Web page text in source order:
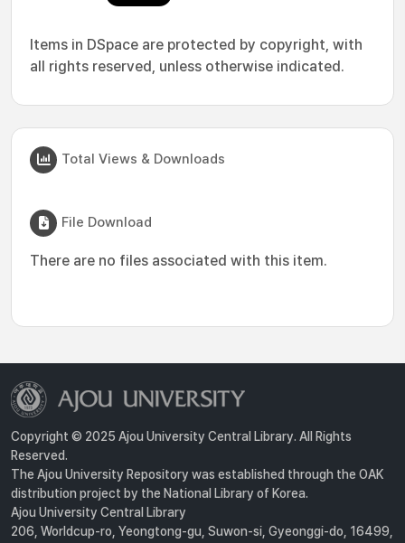
Items in DSpace are protected by copyright, with
all rights reserved, unless otherwise indicated.
Total Views & Downloads
File Download
There are no files associated with this item.
Copyright © 2025 Ajou University Central Library. All Rights
Reserved.
The Ajou University Repository was established through the OAK
distribution project by the National Library of Korea.
Ajou University Central Library
206, Worldcup-ro, Yeongtong-gu, Suwon-si, Gyeonggi-do, 16499,